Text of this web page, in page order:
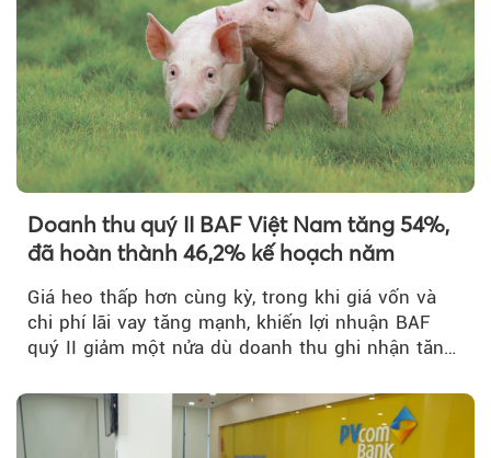
Doanh thu quý II BAF Việt Nam tăng 54%,
đã hoàn thành 46,2% kế hoạch năm
Giá heo thấp hơn cùng kỳ, trong khi giá vốn và
chi phí lãi vay tăng mạnh, khiến lợi nhuận BAF
quý II giảm một nửa dù doanh thu ghi nhận tăng